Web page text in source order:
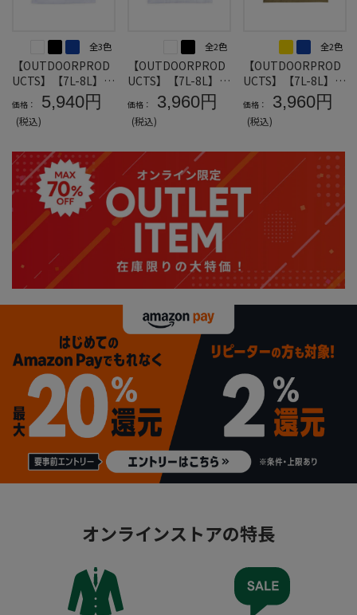
全3色
【OUTDOORPROD
UCTS】【7L-8L】D
RYメッシュ半袖ポロ
シャツ＊カタログ商
品
価格： 5,940円
(税込)
全2色
【OUTDOORPROD
UCTS】【7L-8L】天
竺半袖TシャツE＊
カタログ商品
価格： 3,960円
(税込)
全2色
【OUTDOORPROD
UCTS】【7L-8L】天
竺半袖TシャツD＊
カタログ商品
価格： 3,960円
(税込)
オンラインストアの特長